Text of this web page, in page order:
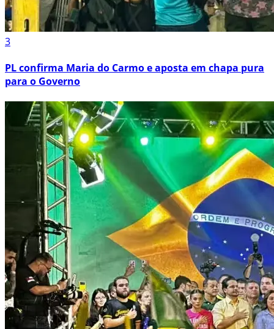
3
PL confirma Maria do Carmo e aposta em chapa pura
para o Governo